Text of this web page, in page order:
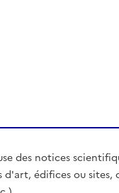
des notices
édifices ou sites,